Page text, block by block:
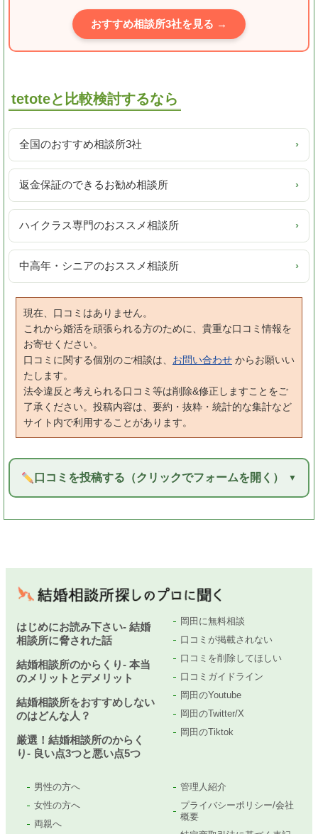
おすすめ相談所3社を見る →
tetoteと比較検討するなら
全国のおすすめ相談所3社 ›
返金保証のできるお勧め相談所 ›
ハイクラス専門のおススメ相談所 ›
中高年・シニアのおススメ相談所 ›
現在、口コミはありません。
これから婚活を頑張られる方のために、貴重な口コミ情報を
お寄せください。
口コミに関する個別のご相談は、 お問い合わせ からお願いい
たします。
法令違反と考えられる口コミ等は削除&修正しますことをご
了承ください。投稿内容は、要約・抜粋・統計的な集計など
サイト内で利用することがあります。
口コミを投稿する（クリックでフォームを開く）
はじめにお読み下さい- 結婚
相談所に脅された話
結婚相談所のからくり- 本当
のメリットとデメリット
結婚相談所をおすすめしない
のはどんな人？
厳選！結婚相談所のからく
り- 良い点3つと悪い点5つ
岡田に無料相談
口コミが掲載されない
口コミを削除してほしい
口コミガイドライン
岡田のYoutube
岡田のTwitter/X
岡田のTiktok
男性の方へ
女性の方へ
両親へ
管理人紹介
プライバシーポリシー/会社
概要